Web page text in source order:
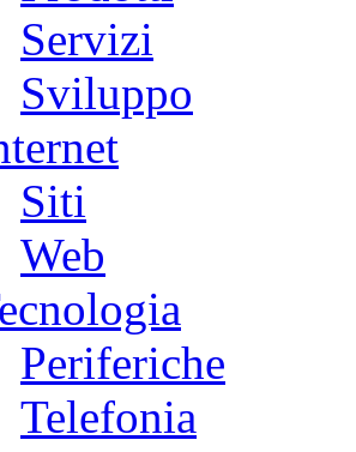
Servizi
Sviluppo
Siti
Web
Periferiche
Telefonia